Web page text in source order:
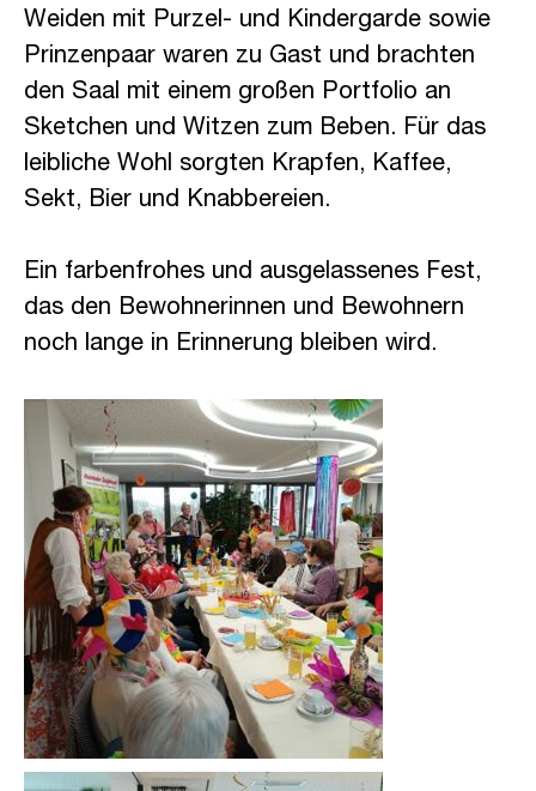
Weiden mit Purzel- und Kindergarde sowie
Prinzenpaar waren zu Gast und brachten
den Saal mit einem großen Portfolio an
Sketchen und Witzen zum Beben. Für das
leibliche Wohl sorgten Krapfen, Kaffee,
Sekt, Bier und Knabbereien.
Ein farbenfrohes und ausgelassenes Fest,
das den Bewohnerinnen und Bewohnern
noch lange in Erinnerung bleiben wird.